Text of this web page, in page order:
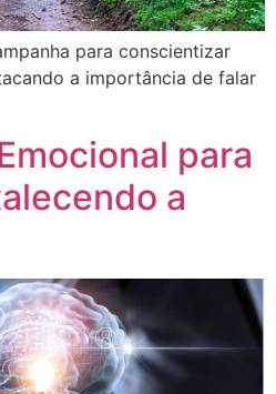
para conscientizar
a importância de falar
para
a